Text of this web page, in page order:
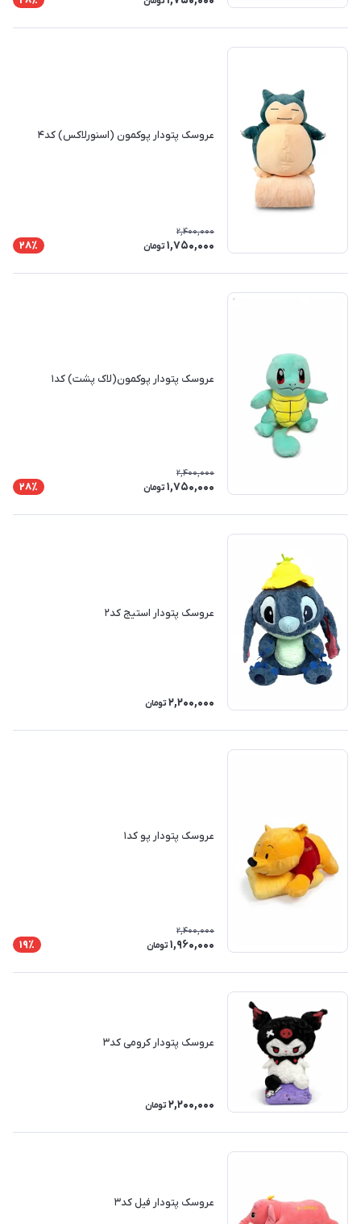
عروسک پتودار پوکمون (اسنورلاکس) کد۴
2,400,000
1,750,000 تومان 28٪
عروسک پتودار پوکمون(لاک پشت) کد۱
2,400,000
1,750,000 تومان 28٪
عروسک پتودار استیج کد۲
2,200,000 تومان
عروسک پتودار پو کد۱
2,400,000
1,960,000 تومان 19٪
عروسک پتودار کرومی کد۳
2,200,000 تومان
عروسک پتودار فیل کد۳